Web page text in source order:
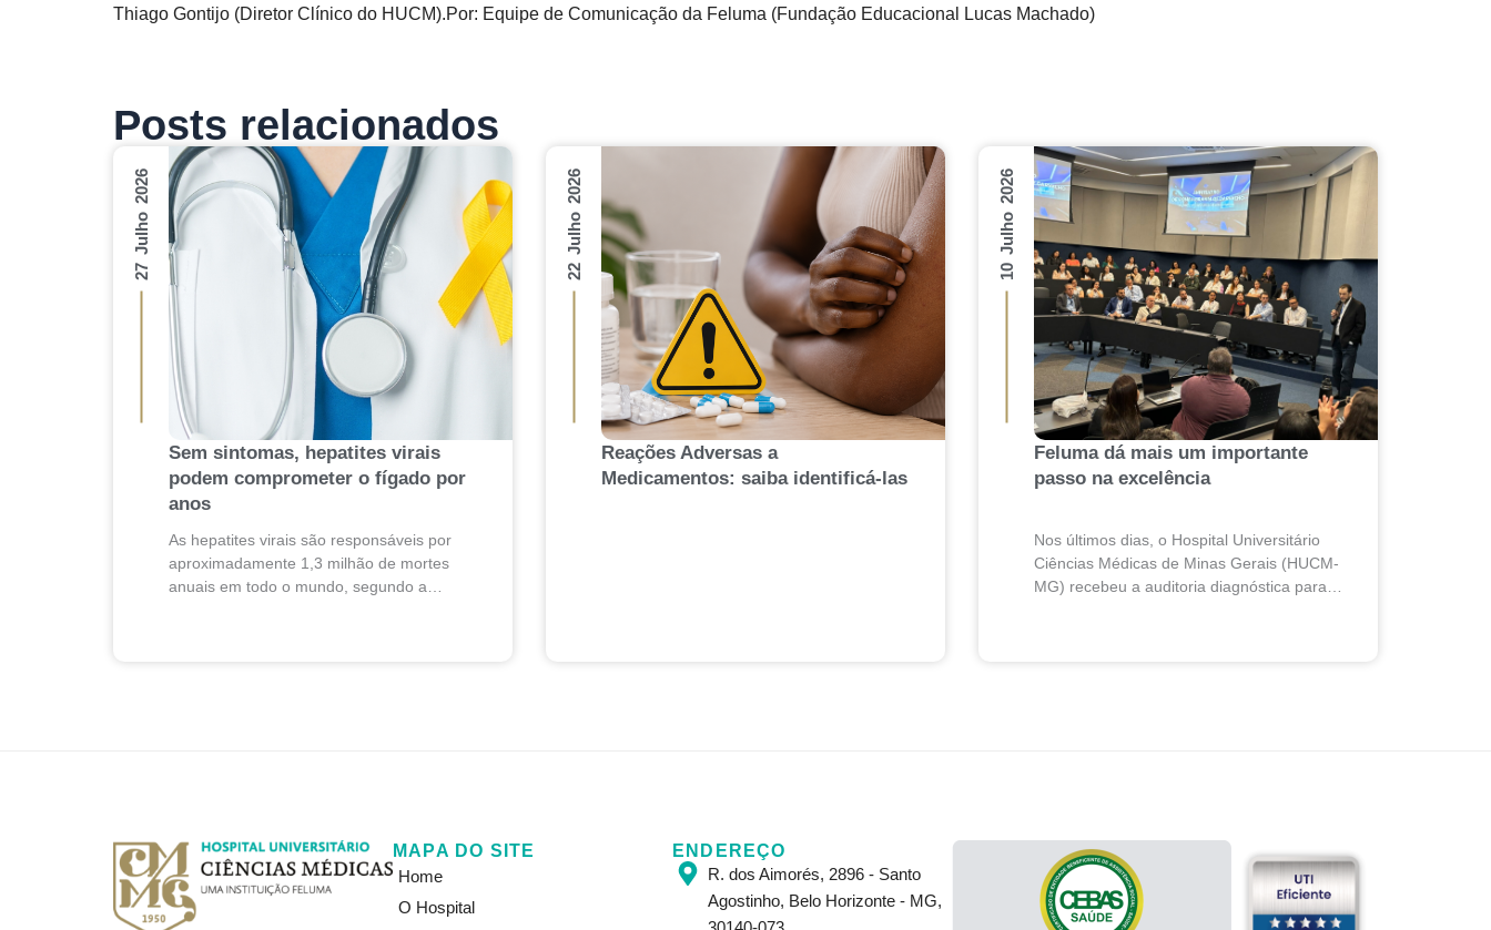
Thiago Gontijo (Diretor Clínico do HUCM).Por: Equipe de Comunicação da Feluma (Fundação Educacional Lucas Machado)
Posts relacionados
Sem sintomas, hepatites virais
podem comprometer o fígado por
anos
As hepatites virais são responsáveis por
aproximadamente 1,3 milhão de mortes
anuais em todo o mundo, segundo a
27 Julho 2026
Reações Adversas a
Medicamentos: saiba identificá-las
22 Julho 2026
Feluma dá mais um importante
passo na excelência
Nos últimos dias, o Hospital Universitário
Ciências Médicas de Minas Gerais (HUCM-
MG) recebeu a auditoria diagnóstica para a
10 Julho 2026
MAPA DO SITE
Home
O Hospital
ENDEREÇO
R. dos Aimorés, 2896 - Santo
Agostinho, Belo Horizonte - MG,